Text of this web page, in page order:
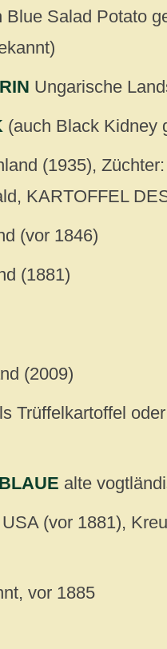
Blue Salad Potato
Ungarische
(auch Black Kidney
(1935),
KARTOFFEL
(vor 1846)
(1881)
(2009)
Trüffelkartoffel
alte
(vor 1881),
vor 1885